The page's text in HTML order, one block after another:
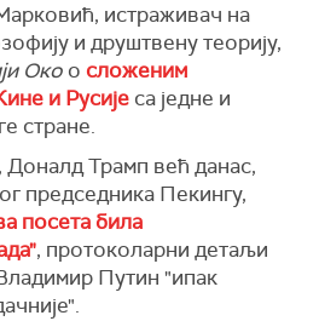
истраживач на
и друштвену теорију,
Око о сложеним
и Русије са једне и
стране.
Доналд Трамп већ данас,
председника Пекингу,
посета била
, протоколарни детаљи
Владимир Путин "ипак